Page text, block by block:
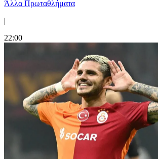
Άλλα Πρωταθλήματα
|
22:00